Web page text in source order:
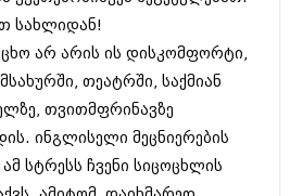
სახლიდან!
არ არის ის დისკომფორტი,
თეატრში, საქმიან
თვითმფრინავზე
ინგლისელი მეცნიერების
სტრესს ჩვენი სიცოცხლის